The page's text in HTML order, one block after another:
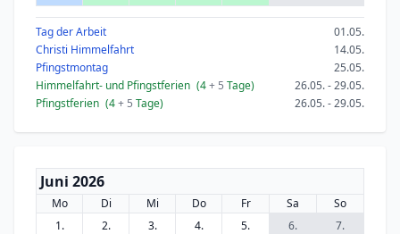
Tag der Arbeit
01.05.
Christi Himmelfahrt
14.05.
Pfingstmontag
25.05.
Himmelfahrt- und Pfingstferien (4+ 5 Tage)
26.05. - 29.05.
Pfingstferien (4+ 5 Tage) 26.05. - 29.05.
Juni 2026
Mo Di Mi Do Fr Sa
So
1.
2. 3. 4. 5. 6.
7.